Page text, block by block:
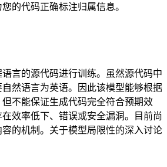
的代码正确标注归属信息。
言的源代码进行训练。虽然源代码中
然语言为英语。因此该模型能够根据
但不能保证生成代码完全符合预期效
效率低下、错误或安全漏洞。目前尚
的机制。关于模型局限性的深入讨论